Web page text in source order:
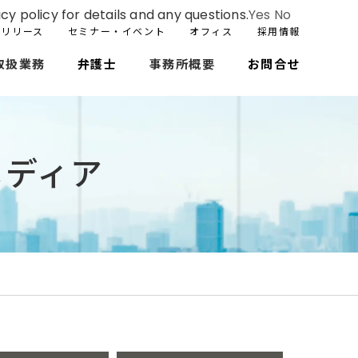
リース セミナー・イベント オフィス 採用情報
扱業務 弁護士 事務所概要 お問合せ
ィア
policy for details and any questions.Yes No